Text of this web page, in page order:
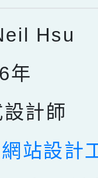
Hsu
年
計師
站設計